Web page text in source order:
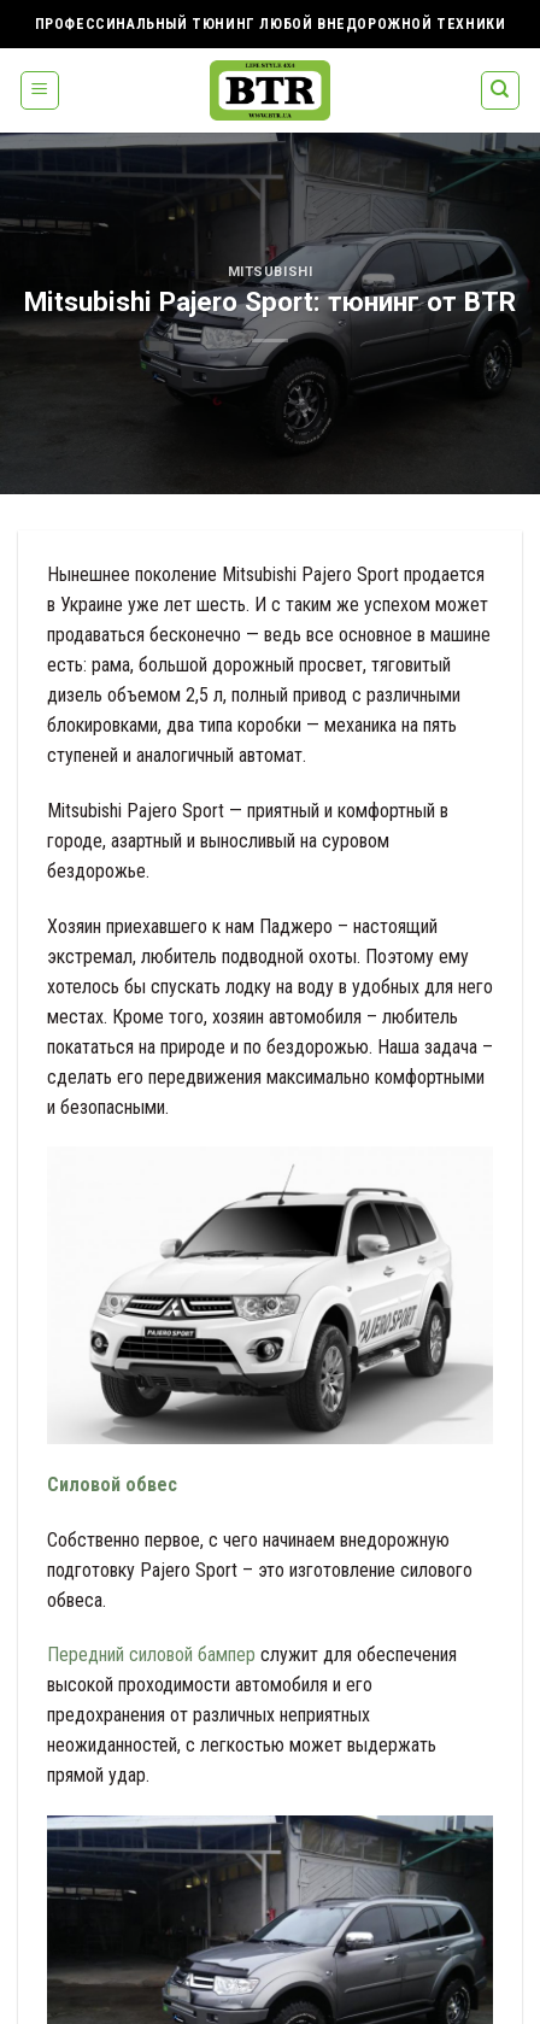
to
content
ПРОФЕССИНАЛЬНЫЙ ТЮНИНГ ЛЮБОЙ ВНЕДОРОЖНОЙ ТЕХНИКИ
MITSUBISHI
Mitsubishi Pajero Sport: тюнинг от BTR
Нынешнее поколение Mitsubishi Pajero Sport продается
в Украине уже лет шесть. И с таким же успехом может
продаваться бесконечно — ведь все основное в машине
есть: рама, большой дорожный просвет, тяговитый
дизель объемом 2,5 л, полный привод с различными
блокировками, два типа коробки — механика на пять
ступеней и аналогичный автомат.
Mitsubishi Pajero Sport — приятный и комфортный в
городе, азартный и выносливый на суровом
бездорожье.
Хозяин приехавшего к нам Паджеро – настоящий
экстремал, любитель подводной охоты. Поэтому ему
хотелось бы спускать лодку на воду в удобных для него
местах. Кроме того, хозяин автомобиля – любитель
покататься на природе и по бездорожью. Наша задача –
сделать его передвижения максимально комфортными
и безопасными.
Силовой обвес
Собственно первое, с чего начинаем внедорожную
подготовку Pajero Sport – это изготовление силового
обвеса.
Передний силовой бампер служит для обеспечения
высокой проходимости автомобиля и его
предохранения от различных неприятных
неожиданностей, с легкостью может выдержать
прямой удар.